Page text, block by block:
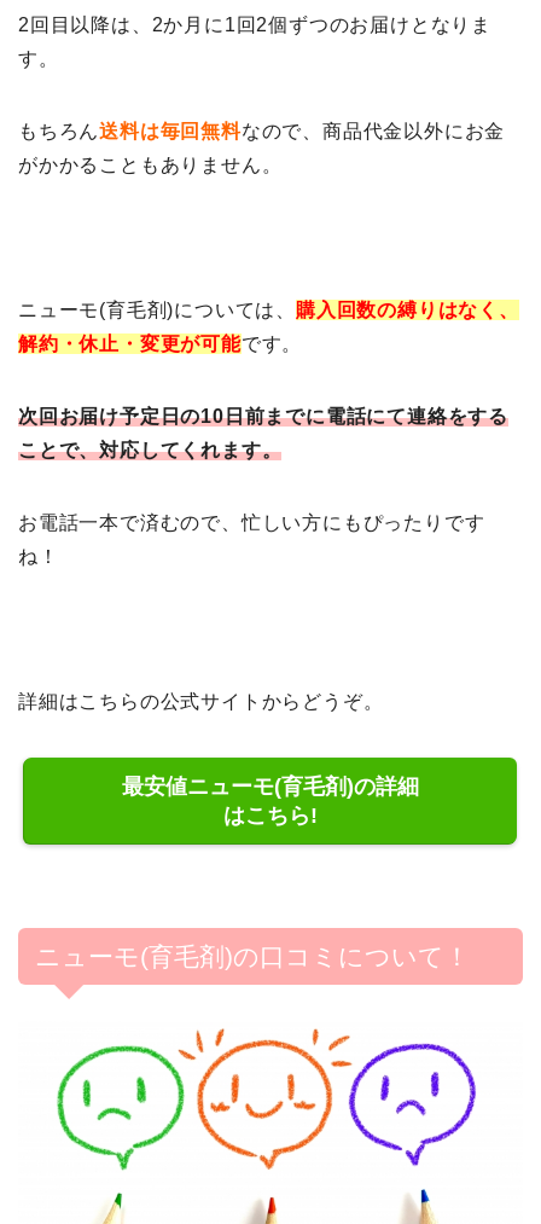
2回目以降は、2か月に1回2個ずつのお届けとなりま
す。
もちろん送料は毎回無料なので、商品代金以外にお金
がかかることもありません。
ニューモ(育毛剤)については、 購入回数の縛りはなく、
解約・休止・変更が可能です。
次回お届け予定日の10日前までに電話にて連絡をする
ことで、対応してくれます。
お電話一本で済むので、忙しい方にもぴったりです
ね！
詳細はこちらの公式サイトからどうぞ。
最安値ニューモ(育毛剤)の詳細
はこちら!
ニューモ(育毛剤)の口コミについて！